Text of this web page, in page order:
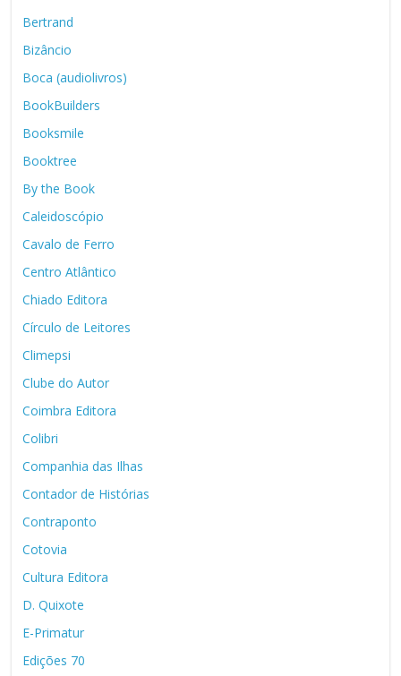
Bertrand
Bizâncio
Boca (audiolivros)
BookBuilders
Booksmile
Booktree
By the Book
Caleidoscópio
Cavalo de Ferro
Centro Atlântico
Chiado Editora
Círculo de Leitores
Climepsi
Clube do Autor
Coimbra Editora
Colibri
Companhia das Ilhas
Contador de Histórias
Contraponto
Cotovia
Cultura Editora
D. Quixote
E-Primatur
Edições 70